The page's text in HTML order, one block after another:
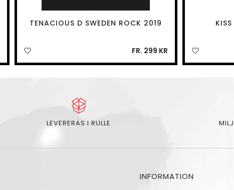
TENACIOUS D SWEDEN ROCK 2019
FR. 299 KR
LEVERERAS I RULLE
INFORMATION